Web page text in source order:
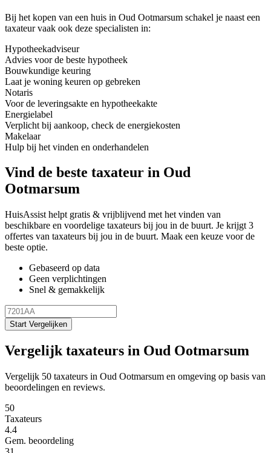
Bij het kopen van een huis in Oud Ootmarsum schakel je naast een
taxateur vaak ook deze specialisten in:
Hypotheekadviseur
Advies voor de beste hypotheek
Bouwkundige keuring
Laat je woning keuren op gebreken
Notaris
Voor de leveringsakte en hypotheekakte
Energielabel
Verplicht bij aankoop, check de energiekosten
Makelaar
Hulp bij het vinden en onderhandelen
Vind de beste taxateur in Oud
Ootmarsum
HuisAssist helpt gratis & vrijblijvend met het vinden van
beschikbare en voordelige taxateurs bij jou in de buurt. Je krijgt 3
offertes van taxateurs bij jou in de buurt. Maak een keuze voor de
beste optie.
Gebaseerd op data
Geen verplichtingen
Snel & gemakkelijk
Start Vergelijken
Vergelijk taxateurs in Oud Ootmarsum
Vergelijk 50 taxateurs in Oud Ootmarsum en omgeving op basis van
beoordelingen en reviews.
50
Taxateurs
4.4
Gem. beoordeling